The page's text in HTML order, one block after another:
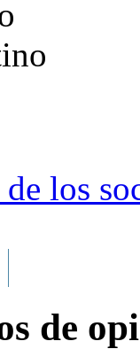
los
de